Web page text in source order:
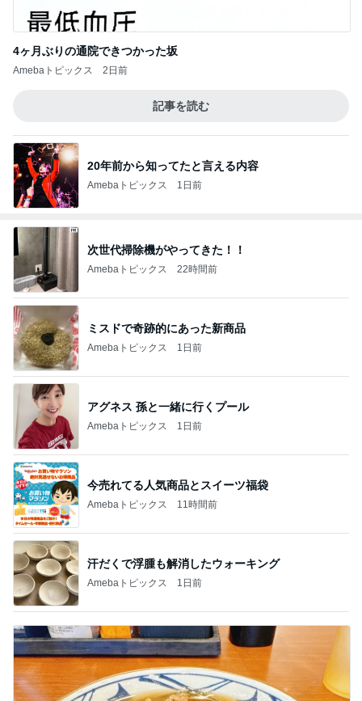
4ヶ月ぶりの通院できつかった坂
Amebaトピックス 2日前
記事を読む
20年前から知ってたと言える内容
Amebaトピックス 1日前
次世代掃除機がやってきた！！
Amebaトピックス 22時間前
ミスドで奇跡的にあった新商品
Amebaトピックス 1日前
アグネス 孫と一緒に行くプール
Amebaトピックス 1日前
今売れてる人気商品とスイーツ福袋
Amebaトピックス 11時間前
汗だくで浮腫も解消したウォーキング
Amebaトピックス 1日前